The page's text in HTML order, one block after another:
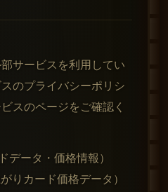
サービスを利用してい
のプライバシーポリシ
スのページをご確認く
データ・価格情報）
りカード価格データ）